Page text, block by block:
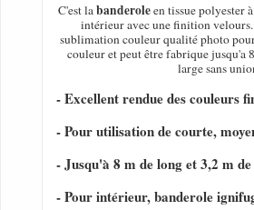
C'est labanderoleen tissue polyester
intérieur avec une finition
sublimation couleur qualité photo
couleur et peut être fabrique jusqu'a
large sans
- Excellent rendue des couleurs
- Pour utilisation de courte,
- Jusqu'à 8 m de long et 3,2 m
- Pour intérieur, banderole